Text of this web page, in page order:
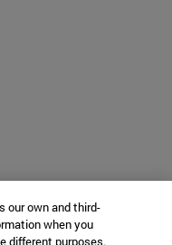
our own and third-
when you
different purposes.